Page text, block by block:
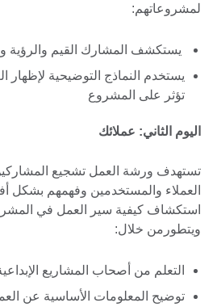
لمشروعاتهم:
يستكشف المشارك القيم والرؤية
يستخدم النماذج التوضيحية لإظهار
تؤثر على المشروع
اليوم الثاني: عملائك
تستهدف ورشة العمل تشجيع
العملاء والمستخدمين وفهمهم بشكل
استكشاف كيفية سير العمل في
ويتطورمن خلال:
التعلم من أصحاب المشاريع
توضيح المعلومات الأساسية عن